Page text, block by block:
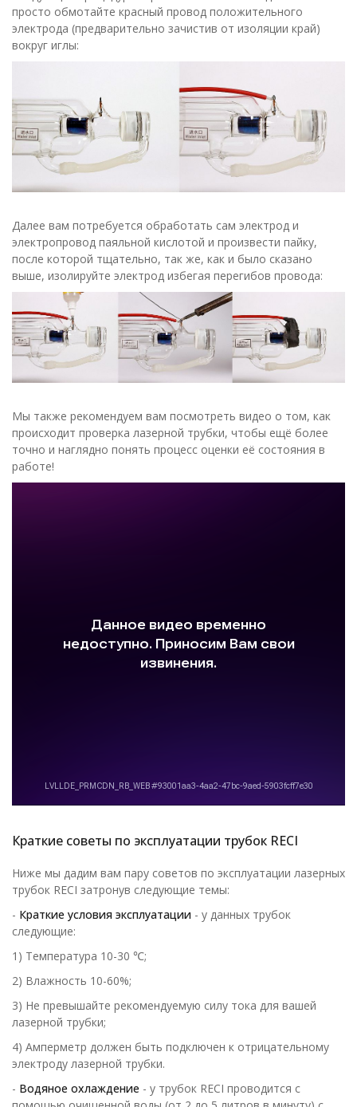
просто обмотайте красный провод положительного
электрода (предварительно зачистив от изоляции край)
вокруг иглы:
Далее вам потребуется обработать сам электрод и
электропровод паяльной кислотой и произвести пайку,
после которой тщательно, так же, как и было сказано
выше, изолируйте электрод избегая перегибов провода:
Мы также рекомендуем вам посмотреть видео о том, как
происходит проверка лазерной трубки, чтобы ещё более
точно и наглядно понять процесс оценки её состояния в
работе!
Краткие советы по эксплуатации трубок RECI
Ниже мы дадим вам пару советов по эксплуатации лазерных
трубок RECI затронув следующие темы:
- Краткие условия эксплуатации - у данных трубок
следующие:
1) Температура 10-30 ℃;
2) Влажность 10-60%;
3) Не превышайте рекомендуемую силу тока для вашей
лазерной трубки;
4) Амперметр должен быть подключен к отрицательному
электроду лазерной трубки.
- Водяное охлаждение - у трубок RECI проводится с